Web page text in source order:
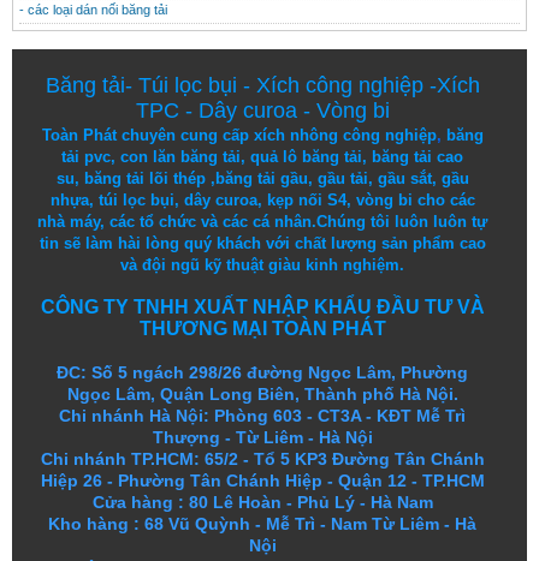
- các loại dán nối băng tải
Băng tải- Túi lọc bụi - Xích công nghiệp-Xích
TPC - Dây curoa - Vòng bi
Toàn Phát chuyên cung cấp xích nhông công nghiệp, băng
tải pvc,con lăn băng tải,quả lô băng tải, băng tải cao
su, băng tải lõi thép,băng tải gầu, gầu tải, gầu sắt, gầu
nhựa, túi lọc bụi, dây curoa, kẹp nối S4, vòng bi cho các
nhà máy, các tổ chức và các cá nhân.Chúng tôi luôn luôn tự
tin sẽ làm hài lòng quý khách với chất lượng sảnphẩm cao
và đội ngũ kỹ thuật giàu kinh nghiệm.
CÔNG TY TNHH XUẤT NHẬP KHẨU ĐẦU TƯ VÀ
THƯƠNG MẠI TOÀN PHÁT
ĐC: Số 5 ngách 298/26 đường Ngọc Lâm, Phường
Ngọc Lâm, Quận Long Biên, Thành phố Hà Nội.
Chi nhánh Hà Nội: Phòng 603 - CT3A - KĐT Mễ Trì
Thượng - Từ Liêm - Hà Nội
Chi nhánh TP.HCM: 65/2 - Tổ 5 KP3 Đường Tân Chánh
Hiệp 26 - Phường Tân Chánh Hiệp - Quận 12 - TP.HCM
Cửa hàng : 80 Lê Hoàn - Phủ Lý - Hà Nam
Kho hàng :68 Vũ Quỳnh - Mễ Trì - Nam Từ Liêm - Hà
Nội